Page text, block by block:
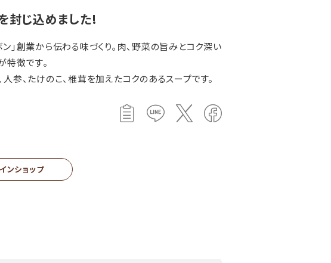
封じ込めました!
｣創業から伝わる味づくり｡肉、野菜の旨みとコク深い
特徴です｡
参、たけのこ、椎茸を加えたコクのあるスープです。
ンショップ